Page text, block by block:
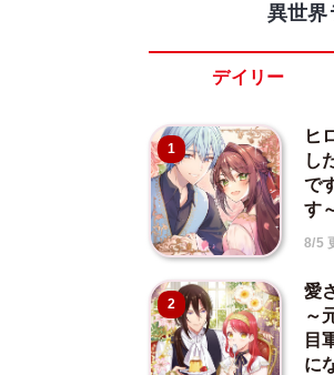
異世界
デイリー
1
ヒ
し
で
す
8/5
2
愛
～
目
に